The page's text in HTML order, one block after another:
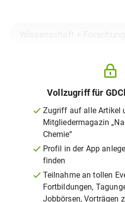
Vollzugriff für
Zugriff auf alle Artikel
Mitgliedermagazin
Chemie“
Profil in der App
finden
Teilnahme an tollen
Fortbildungen,
Jobbörsen, Vorträgen